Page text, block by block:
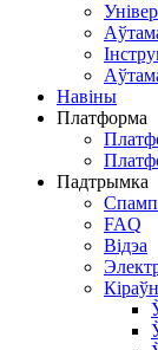
Навіны
Платформа
Падтрымка
FAQ
Відэа